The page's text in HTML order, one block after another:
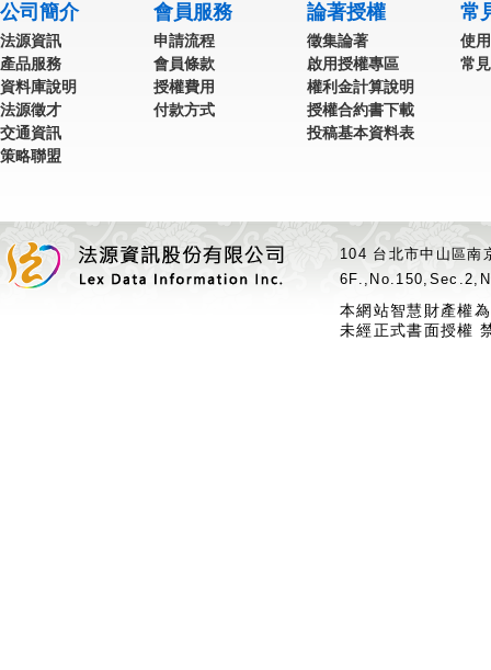
公司簡介
法源資訊
產品服務
資料庫說明
法源徵才
交通資訊
策略聯盟
會員服務
申請流程
會員條款
授權費用
付款方式
論著授權
徵集論著
啟用授權專區
權利金計算說明
授權合約書下載
投稿基本資料表
常
使
常
104 台北市中山區
本網站智慧財產權
未經正式書面授權